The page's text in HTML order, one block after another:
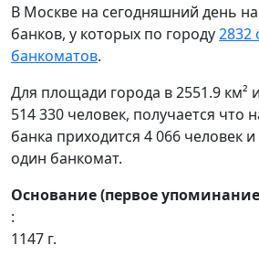
В Москве на сегодняшний день
банков, у которых по городу2832
банкоматов.
Для площади города в 2551.9 км²
514 330 человек, получается что
банка приходится 4 066 человек
один банкомат.
Основание (первое
:
1147 г.